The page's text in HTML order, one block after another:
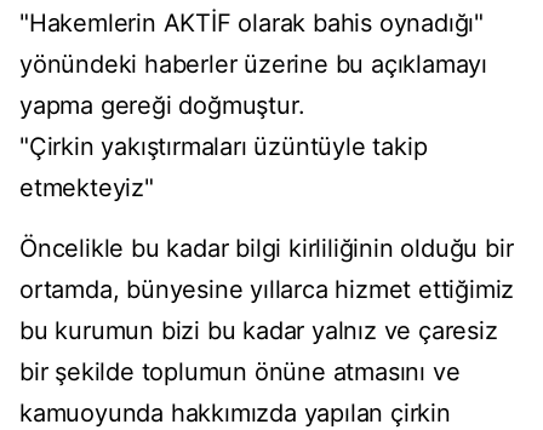
"Hakemlerin AKTİF olarak bahis oynadığı"
yönündeki haberler üzerine bu açıklamayı
yapma gereği doğmuştur.
"Çirkin yakıştırmaları üzüntüyle takip
etmekteyiz"
Öncelikle bu kadar bilgi kirliliğinin olduğu bir
ortamda, bünyesine yıllarca hizmet ettiğimiz
bu kurumun bizi bu kadar yalnız ve çaresiz
bir şekilde toplumun önüne atmasını ve
kamuoyunda hakkımızda yapılan çirkin